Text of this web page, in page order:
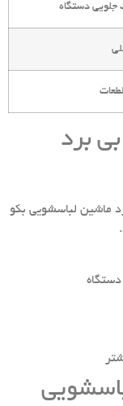
جلویی دستگاه
برد
ماشین لباسشویی بکو